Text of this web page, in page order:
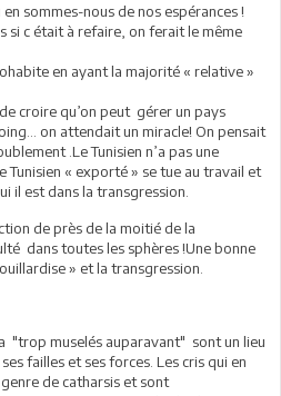
sommes-nous de nos espérances !
si c était à refaire, on ferait le même
en ayant la majorité « relative »
croire qu’on peut gérer un pays
on attendait un miracle! On pensait
.Le Tunisien n’a pas une
« exporté » se tue au travail et
il est dans la transgression.
de près de la moitié de la
dans toutes les sphères !Une bonne
» et la transgression.
"trop muselés auparavant" sont un lieu
failles et ses forces. Les cris qui en
de catharsis et sont